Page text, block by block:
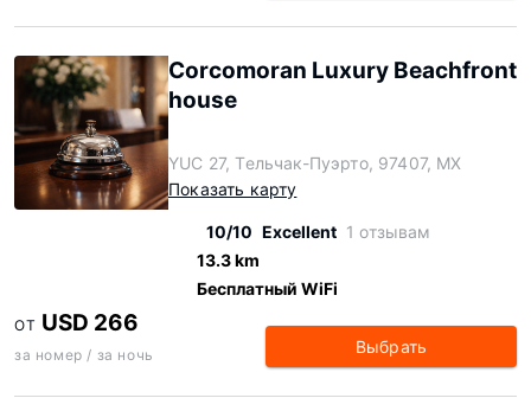
Corcomoran Luxury Beachfront
house
YUC 27, Тельчак-Пуэрто, 97407, MX
Показать карту
10/10 Excellent 1 отзывам
13.3 km
Бесплатный WiFi
ОТ USD 266
за номер / за ночь Выбрать